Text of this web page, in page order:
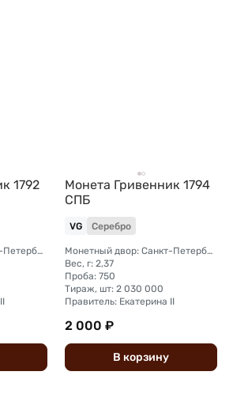
1792
Монетный двор: Санкт-Петербургский монетный двор
Монета Гривенник 1794
СПБ
VG Серебро
Монетный двор: Санкт-Петербургский монетный двор
Вес, г: 2,37
Проба: 750
Тираж, шт: 2 030 000
Правитель: Екатерина II
2 000 ₽
В корзину